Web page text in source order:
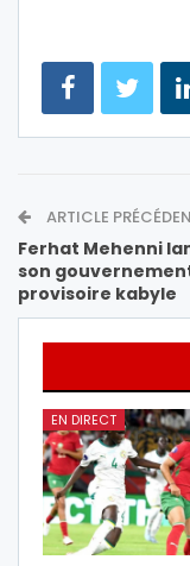
ARTICLE
Ferhat Mehenni
son
provisoire kabyle
EN DIRECT